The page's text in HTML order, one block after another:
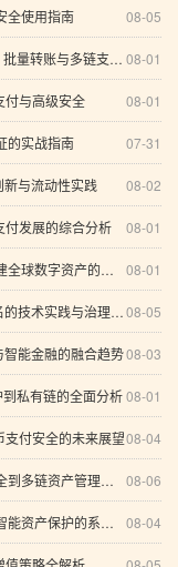
08-05
全使用指南
08-01
账与多链支付保护
08-01
付与高级安全
07-31
的实战指南
08-02
与流动性实践
08-01
付发展的综合分析
08-01
资产的个性化未来
08-05
术实践与治理思考
08-03
能金融的融合趋势
08-01
私有链的全面分析
08-04
付安全的未来展望
08-06
产管理的系统分析
08-04
保护的系统化实践